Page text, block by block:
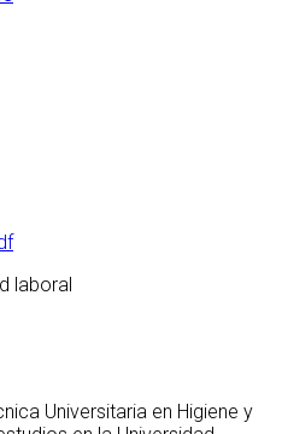
laboral
Universitaria en Higiene y